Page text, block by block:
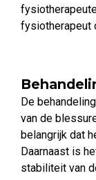
fysiotherapeut
De
van de
belangrijk dat
Daarnaast is
stabiliteit van